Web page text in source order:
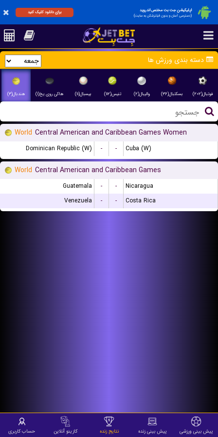
اپلیکیشن جت بت مختص اندروید
(دسترسی آسان و بدون فیلترشکن به سایت)
برای دانلود کلیک کنید
دسته بندی ورزش ها
فوتبال(۲۰۲) بسکتبال(۳۶) والیبال(۲) تنیس(۱۱۲) بیسبال(۱۱) هاکی روی یخ(۱) هندبال(۳)
World Central American and Caribbean Games Women
Dominican Republic (W) - - Cuba (W)
World Central American and Caribbean Games
Guatemala - -
Nicaragua
Venezuela
- - Costa Rica
پیش بینی ورزشی پیش بینی زنده نتایج زنده کازینو آنلاین حساب کاربری